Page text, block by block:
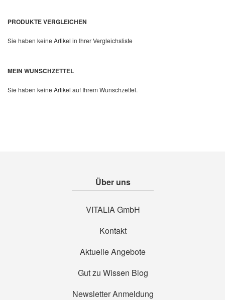
PRODUKTE VERGLEICHEN
Sie haben keine Artikel in Ihrer Vergleichsliste
MEIN WUNSCHZETTEL
Sie haben keine Artikel auf Ihrem Wunschzettel.
Über uns
VITALIA GmbH
Kontakt
Aktuelle Angebote
Gut zu Wissen Blog
Newsletter Anmeldung